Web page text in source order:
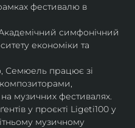
фестивалю в
симфонічний
економіки та
Семюель працює зі
музичних фестивалях.
у проєкті Ligeti100 у
музичному